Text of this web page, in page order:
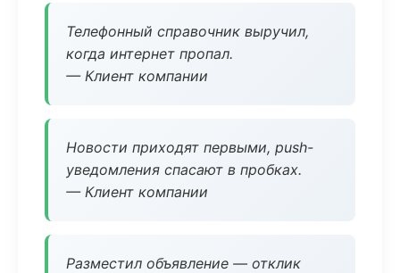
Телефонный справочник выручил,
когда интернет пропал.
— Клиент компании
Новости приходят первыми, push-
уведомления спасают в пробках.
— Клиент компании
Разместил объявление — отклик